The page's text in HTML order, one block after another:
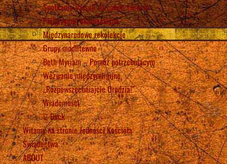
Spotkania Vassuli na całym świecie
Pielgrzymki ekumeniczne
Międzynarodowe rekolekcje
Grupy modlitewne
Beth Myriam – Pomóż potrzebującym
Wezwanie międzyreligijne
„Rozpowszechniajcie Orędzia!”
Wiadomości
Back
Witamy na stronie Jedności Kościoła
Świadectwa
ABOUT